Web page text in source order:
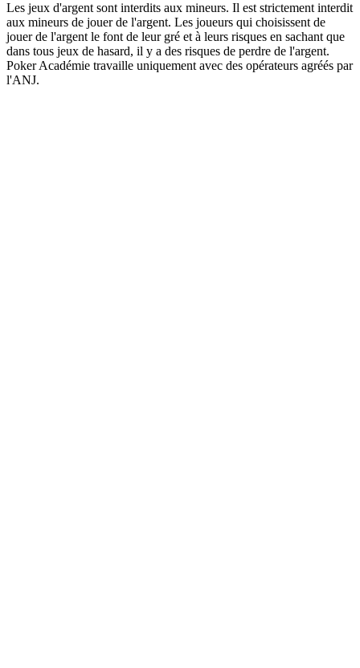
Les jeux d'argent sont interdits aux mineurs. Il est strictement interdit
aux mineurs de jouer de l'argent. Les joueurs qui choisissent de
jouer de l'argent le font de leur gré et à leurs risques en sachant que
dans tous jeux de hasard, il y a des risques de perdre de l'argent.
Poker Académie travaille uniquement avec des opérateurs agréés par
l'ANJ.